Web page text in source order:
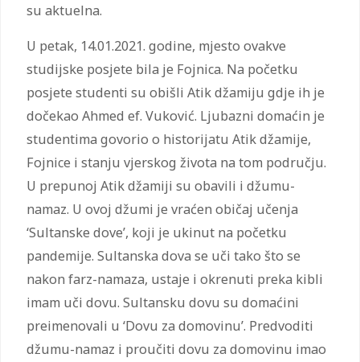
su aktuelna.
U petak, 14.01.2021. godine, mjesto ovakve
studijske posjete bila je Fojnica. Na početku
posjete studenti su obišli Atik džamiju gdje ih je
dočekao Ahmed ef. Vuković. Ljubazni domaćin je
studentima govorio o historijatu Atik džamije,
Fojnice i stanju vjerskog života na tom području.
U prepunoj Atik džamiji su obavili i džumu-
namaz. U ovoj džumi je vraćen običaj učenja
‘Sultanske dove’, koji je ukinut na početku
pandemije. Sultanska dova se uči tako što se
nakon farz-namaza, ustaje i okrenuti preka kibli
imam uči dovu. Sultansku dovu su domaćini
preimenovali u ‘Dovu za domovinu’. Predvoditi
džumu-namaz i proučiti dovu za domovinu imao